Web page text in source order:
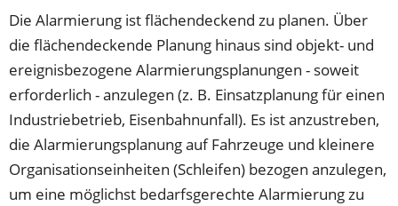
Die Alarmierung ist flächendeckend zu planen. Über
die flächendeckende Planung hinaus sind objekt- und
ereignisbezogene Alarmierungsplanungen - soweit
erforderlich - anzulegen (z. B. Einsatzplanung für einen
Industriebetrieb, Eisenbahnunfall). Es ist anzustreben,
die Alarmierungsplanung auf Fahrzeuge und kleinere
Organisationseinheiten (Schleifen) bezogen anzulegen,
um eine möglichst bedarfsgerechte Alarmierung zu